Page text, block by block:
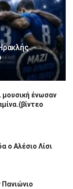
μουσική ένωσαν
ο Αλέσιο Λίσι